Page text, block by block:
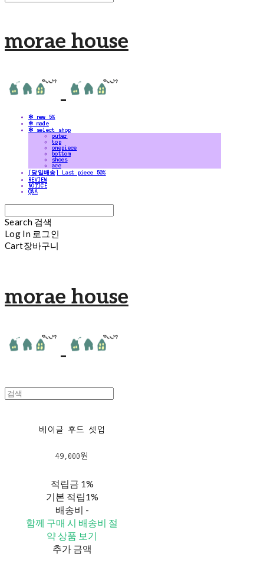
morae house
✻ new 5%
✻ made
✻ select shop
outer
top
onepiece
bottom
shoes
acc
[당일배송] Last piece 50%
REVIEW
NOTICE
Q&A
Search 검색
Log In 로그인
Cart장바구니
morae house
베이글 후드 셋업
49,000원
적립금 1%
기본 적립1%
배송비 -
함께 구매 시 배송비 절
약 상품 보기
추가 금액